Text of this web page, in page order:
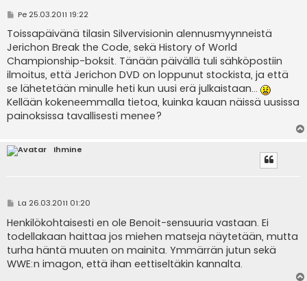
V
e
s
t
i
Pe 25.03.2011 19:22
Toissapäivänä tilasin Silvervisionin alennusmyynneistä
Jerichon Break the Code, sekä History of World
Championship-boksit. Tänään päivällä tuli sähköpostiin
ilmoitus, että Jerichon DVD on loppunut stockista, ja että
se lähetetään minulle heti kun uusi erä julkaistaan...
Kellään kokeneemmalla tietoa, kuinka kauan näissä uusissa
painoksissa tavallisesti menee?
Ihmine
V
e
s
t
i
La 26.03.2011 01:20
Henkilökohtaisesti en ole Benoit-sensuuria vastaan. Ei
todellakaan haittaa jos miehen matseja näytetään, mutta
turha häntä muuten on mainita. Ymmärrän jutun sekä
WWE:n imagon, että ihan eettiseltäkin kannalta.